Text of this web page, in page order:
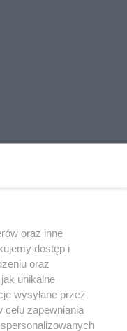
być powielany i
w jakikolwiek sposób (w
jakimkolwiek polu
umieszczaniem w
Jakiekolwiek użycie lub
z naruszeniem prawa,
groźbą kary i może być
oraz inne
dostęp i
oraz
unikalne
wysyłane przez
celu zapewniania